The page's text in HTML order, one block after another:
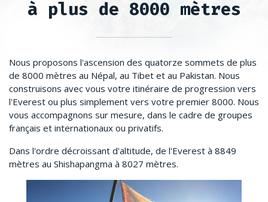
à plus de 8000 mètres
Nous proposons l'ascension des quatorze sommets de plus
de 8000 mètres au Népal, au Tibet et au Pakistan. Nous
construisons avec vous votre itinéraire de progression vers
l'Everest ou plus simplement vers votre premier 8000. Nous
vous accompagnons sur mesure, dans le cadre de groupes
français et internationaux ou privatifs.
Dans l'ordre décroissant d'altitude, de l'Everest à 8849
mètres au Shishapangma à 8027 mètres.